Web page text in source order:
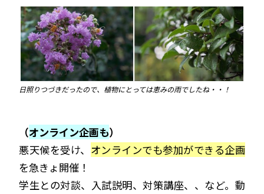
日照りつづきだったので、植物にとっては恵みの雨でしたね・・！
（オンライン企画も）
悪天候を受け、 オンラインでも参加ができる企画
を急きょ開催！
学生との対談、入試説明、対策講座、、など。動